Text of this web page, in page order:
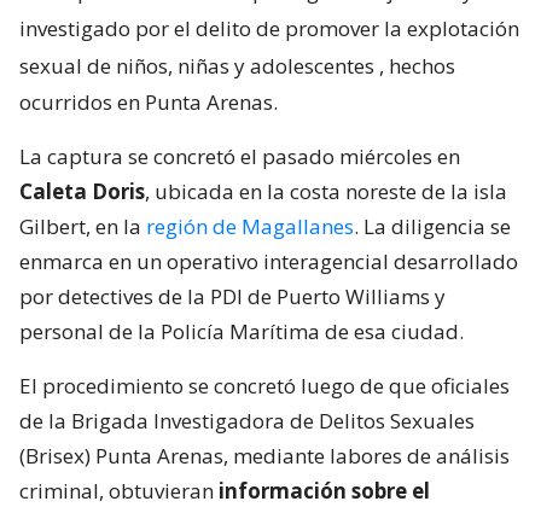
investigado por el delito de promover la explotación
sexual de niños, niñas y adolescentes , hechos
ocurridos en Punta Arenas.
La captura se concretó el pasado miércoles en
Caleta Doris, ubicada en la costa noreste de la isla
Gilbert, en la región de Magallanes. La diligencia se
enmarca en un operativo interagencial desarrollado
por detectives de la PDI de Puerto Williams y
personal de la Policía Marítima de esa ciudad.
El procedimiento se concretó luego de que oficiales
de la Brigada Investigadora de Delitos Sexuales
(Brisex) Punta Arenas, mediante labores de análisis
criminal, obtuvieran información sobre el